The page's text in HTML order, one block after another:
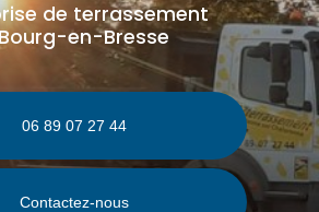
de terrassement
en-Bresse
06 89 07 27 44
Contactez-nous